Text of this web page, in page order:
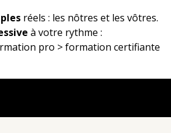
réels : les nôtres et les vôtres.
à votre rythme :
pro > formation certifiante